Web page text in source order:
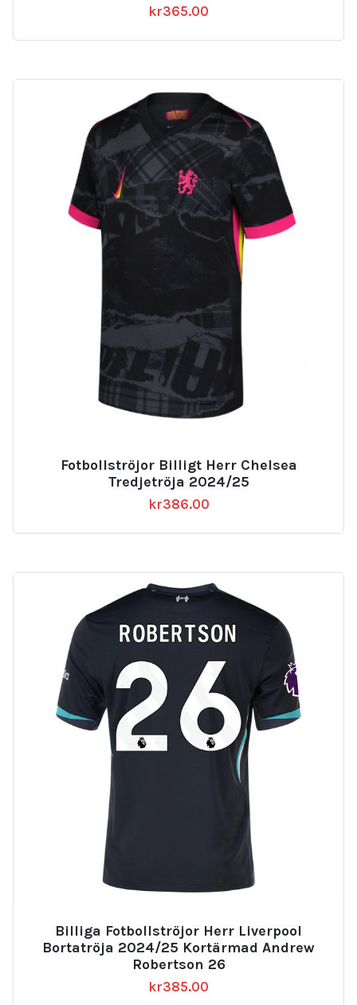
kr365.00
Fotbollströjor Billigt Herr Chelsea
Tredjetröja 2024/25
kr386.00
Billiga Fotbollströjor Herr Liverpool
Bortatröja 2024/25 Kortärmad Andrew
Robertson 26
kr385.00